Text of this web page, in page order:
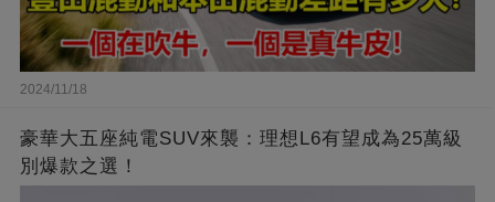
2024/11/18
豪華大五座純電SUV來襲：理想L6有望成為25萬級
別爆款之選！